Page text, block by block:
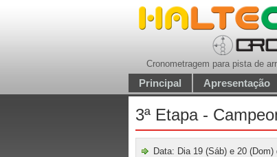
Cronometragem para pista de
Principal Apresentação
3ª Etapa -
Data: Dia 19 (Sáb) e 20